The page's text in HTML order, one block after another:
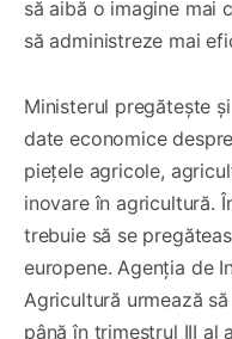
să aibă o imagine mai
să administreze mai
Ministerul pregătește
date economice
piețele agricole,
inovare în agricultură.
trebuie să se
europene. Agenția de
Agricultură urmează
până în trimestrul III al